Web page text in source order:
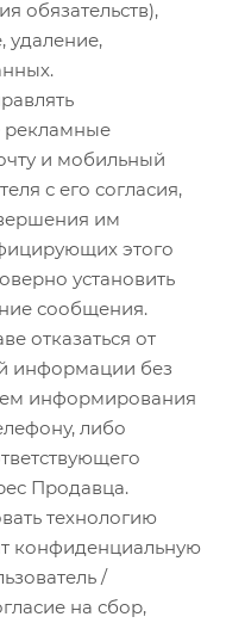
обязательств),
удаление,
рекламные
и мобильный
с его согласия,
им
этого
установить
сообщения.
отказаться от
информации без
информирования
либо
Продавца.
технологию
конфиденциальную
/
на сбор,